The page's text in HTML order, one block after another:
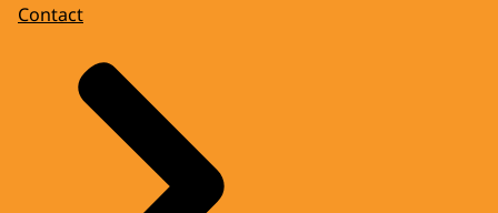
Contact